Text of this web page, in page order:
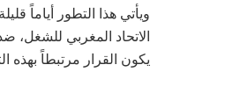
ويأتي هذا التطور أياماً
الاتحاد المغربي للشغل،
يكون القرار مرتبطاً بهذه